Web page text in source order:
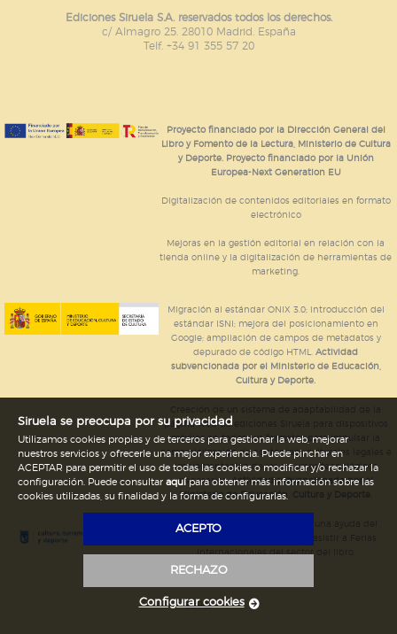
Ediciones Siruela S.A. reservados todos los derechos.
c/ Almagro 25. 28010 Madrid. España
Telf. +34 91 355 57 20
Proyecto financiado por la Dirección General del
Libro y Fomento de la Lectura, Ministerio de Cultura
y Deporte. Proyecto financiado por la Unión
Europea-Next Generation EU
Digitalización de contenidos editoriales en formato
electrónico
Mejoras en la gestión editorial en relación con la
tienda online y la digitalización de herramientas de
marketing.
Migración al estándar ONIX 3.0; introducción del
estándar ISNI; mejora del posicionamiento en
Google; ampliación de campos de metadatos y
depurado de código HTML.Actividad
subvencionada por el Ministerio de Educación,
Cultura y Deporte.
página web de ediciones Siruela para dispositivos
móviles en todos sus formatos para impulsar la
comercialización de contenidos culturales legales e
implementación de los recursos tecnológicos
necesarios.Actividad subvencionada por el
Ministerio de Educación, Cultura y Deporte.
Ediciones Siruela ha percibido una ayuda del
Internacionales del sector del libro.
Legal
Siruela se preocupa por su privacidad
Utilizamos cookies propias y de terceros para gestionar la web, mejorar
nuestros servicios y ofrecerle una mejor experiencia. Puede pinchar en
ACEPTAR para permitir el uso de todas las cookies o modificar y/o rechazar la
configuración. Puede consultar aquípara obtener más información sobre las
cookies utilizadas, su finalidad y la forma de configurarlas.
ACEPTO
RECHAZO
Configurar cookies